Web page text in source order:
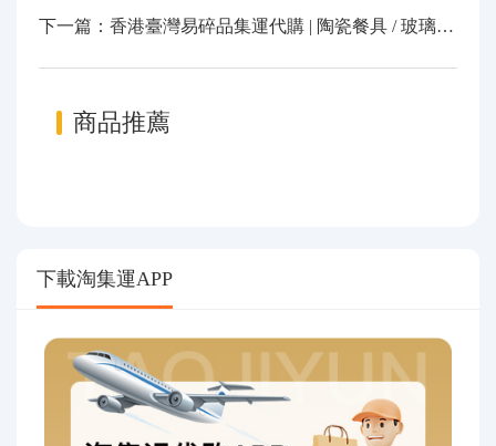
下一篇：香港臺灣易碎品集運代購 | 陶瓷餐具 / 玻璃器皿專線派送/木架加固・雙清包稅
商品推薦
下載淘集運APP